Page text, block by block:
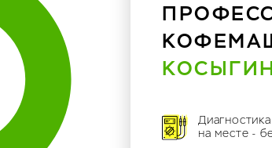
Диагностика
на месте -